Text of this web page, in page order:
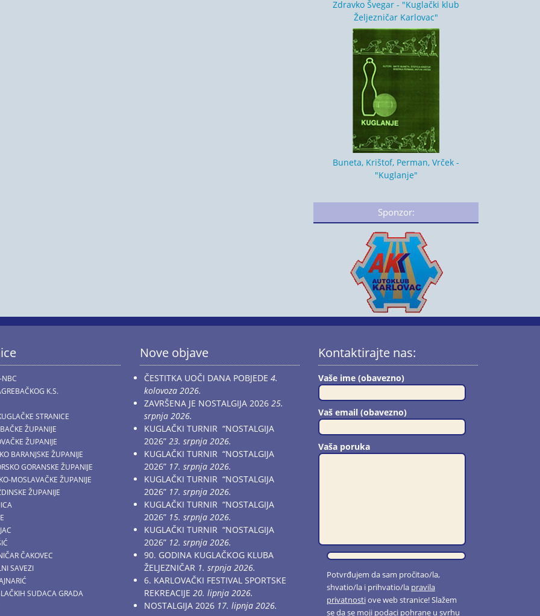
Zdravko Švegar - "Kuglački klub
Željezničar Karlovac"
Buneta, Krištof, Perman, Vrček -
"Kuglanje"
Sponzor:
NBC
K.S.
STRANICE
ŽUPANIJE
ŽUPANIJE
BARANJSKE ŽUPANIJE
GORANSKE ŽUPANIJE
MOSLAVAČKE ŽUPANIJE
ŽUPANIJE
ČAKOVEC
SAVEZI
SUDACA GRADA
Nove objave
ČESTITKA UOČI DANA POBJEDE 4.
kolovoza 2026.
ZAVRŠENA JE NOSTALGIJA 2026 25.
srpnja 2026.
KUGLAČKI TURNIR “NOSTALGIJA
2026” 23. srpnja 2026.
KUGLAČKI TURNIR “NOSTALGIJA
2026” 17. srpnja 2026.
KUGLAČKI TURNIR “NOSTALGIJA
2026” 17. srpnja 2026.
KUGLAČKI TURNIR “NOSTALGIJA
2026” 15. srpnja 2026.
KUGLAČKI TURNIR “NOSTALGIJA
2026” 12. srpnja 2026.
90. GODINA KUGLAČKOG KLUBA
ŽELJEZNIČAR 1. srpnja 2026.
6. KARLOVAČKI FESTIVAL SPORTSKE
REKREACIJE 20. lipnja 2026.
NOSTALGIJA 2026 17. lipnja 2026.
Kontaktirajte nas:
Vaše ime (obavezno)
Vaš email (obavezno)
Vaša poruka
Potvrđujem da sam pročitao/la,
shvatio/la i prihvatio/la pravila
privatnostiove web stranice! Slažem
se da se moji podaci pohrane u svrhu